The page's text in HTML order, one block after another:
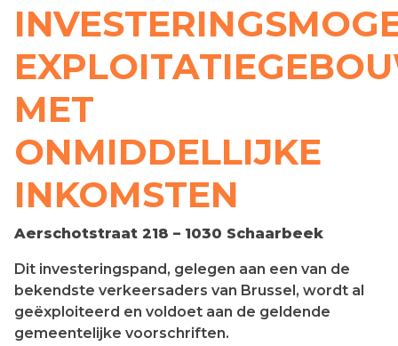
MET
ONMIDDELLIJKE
INKOMSTEN
Aerschotstraat 218 – 1030 Schaarbeek
Dit investeringspand, gelegen aan een van de
bekendste verkeersaders van Brussel, wordt al
geëxploiteerd en voldoet aan de geldende
gemeentelijke voorschriften.